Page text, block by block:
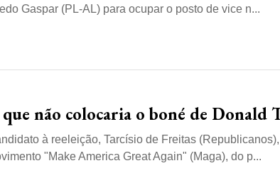
Gaspar (PL-AL) para ocupar o posto de vice n...
não colocaria o boné de Donald
à reeleição, Tarcísio de Freitas
"Make America Great Again" (Maga), do p...